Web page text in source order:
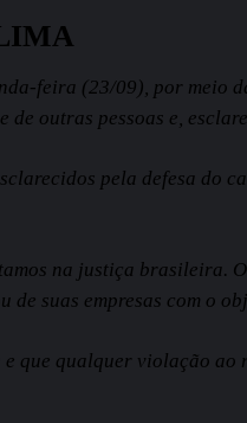
feira (23/09), por meio
outras pessoas e,
pela defesa do
na justiça brasileira.
de suas empresas com o
e que qualquer violação